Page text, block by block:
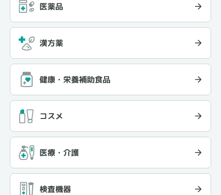
医薬品
漢方薬
健康・栄養補助食品
コスメ
医療・介護
検査機器